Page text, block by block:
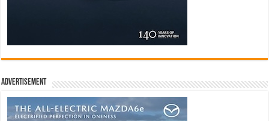
Advertisement